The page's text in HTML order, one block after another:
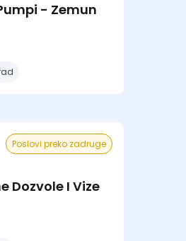
- Zemun
Poslovi preko zadruge
Dozvole I Vize